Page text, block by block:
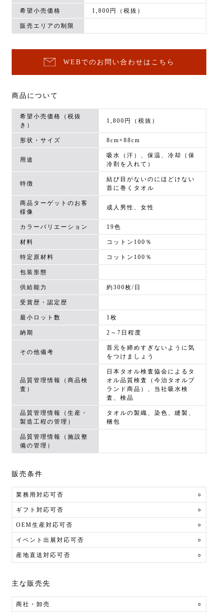
希望小売価格 1,800円（税抜）
販売エリアの制限
WEBでのお問い合わせはこちら
商品について
希望小売価格（税抜
き）
1,800円（税抜）
形状・サイズ 8cm×88cm
用途
吸水（汗）、保温、冷却（保
冷剤を入れて）
特徴
結び目がないのにほどけない
首に巻くタオル
商品ターゲットのお客
様像
成人男性、女性
カラーバリエーション 19色
材料 コットン100％
特定原材料 コットン100％
包装形態
供給能力 約300枚/日
受賞歴・認定歴
最小ロット数 1枚
納期 2～7日程度
その他備考
首元を締めすぎないように気
をつけましょう
品質管理情報（商品検
査）
日本タオル検査協会によるタ
オル品質検査（今治タオルブ
ランド商品）、当社吸水検
査、検品
品質管理情報（生産・
製造工程の管理）
タオルの製織、染色、縫製、
梱包
品質管理情報（施設整
備の管理）
販売条件
業務用対応可否 ○
ギフト対応可否 ○
OEM生産対応可否 ○
イベント出展対応可否 ○
産地直送対応可否 ○
主な販売先
商社・卸売 ○